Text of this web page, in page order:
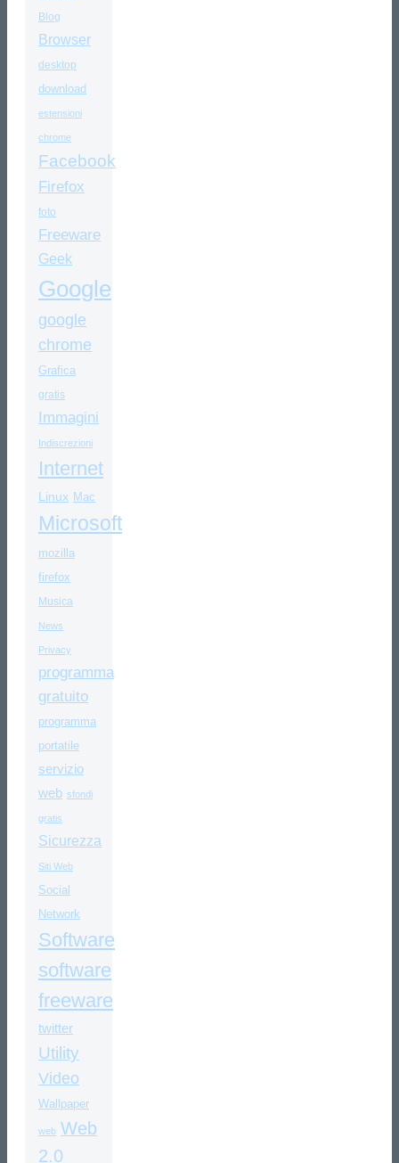
Blog
Browser
desktop
download
estensioni
chrome
Facebook
Firefox
foto
Freeware
Geek
Google
google
chrome
Grafica
gratis
Immagini
Indiscrezioni
Internet
Linux Mac
Microsoft
mozilla
firefox
Musica
News
Privacy
programma
gratuito
programma
portatile
servizio
web sfondi
gratis
Sicurezza
Siti Web
Social
Network
Software
software
freeware
twitter
Utility
Video
Wallpaper
web Web
2.0